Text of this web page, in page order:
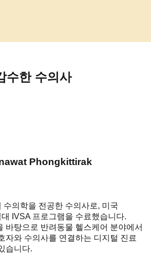
수한 수의사
Phongkittirak
수의학을 전공한 수의사로, 미국
IVSA 프로그램을 수료했습니다.
바탕으로 반려동물 헬스케어 분야에서
자와 수의사를 연결하는 디지털 진료
습니다.